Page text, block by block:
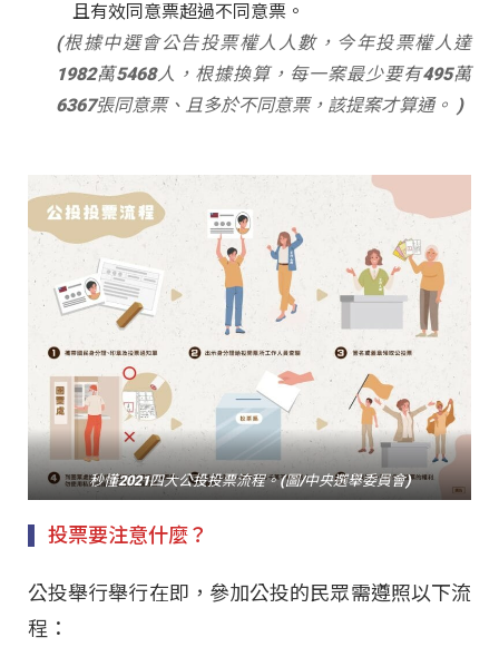
且有效同意票超過不同意票。
(根據中選會公告投票權人人數，今年投票權人達
1982萬5468人，根據換算，每一案最少要有495萬
6367張同意票、且多於不同意票，該提案才算通。 )
秒懂2021四大公投投票流程。(圖/中央選舉委員會)
投票要注意什麼？
公投舉行舉行在即，參加公投的民眾需遵照以下流
程：